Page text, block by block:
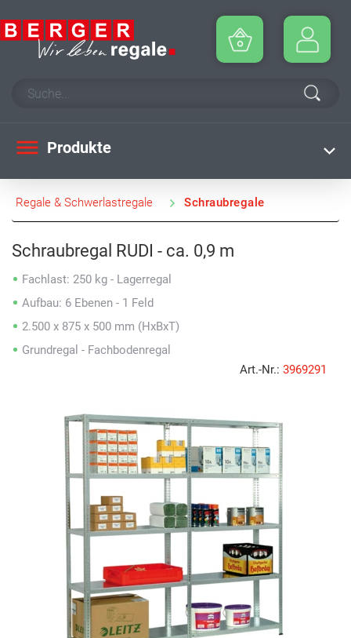
Produkte
Regale & Schwerlastregale Schraubregale
Schraubregal RUDI - ca. 0,9 m
Fachlast: 250 kg - Lagerregal
Aufbau: 6 Ebenen - 1 Feld
2.500 x 875 x 500 mm (HxBxT)
Grundregal - Fachbodenregal
Art.-Nr.: 3969291